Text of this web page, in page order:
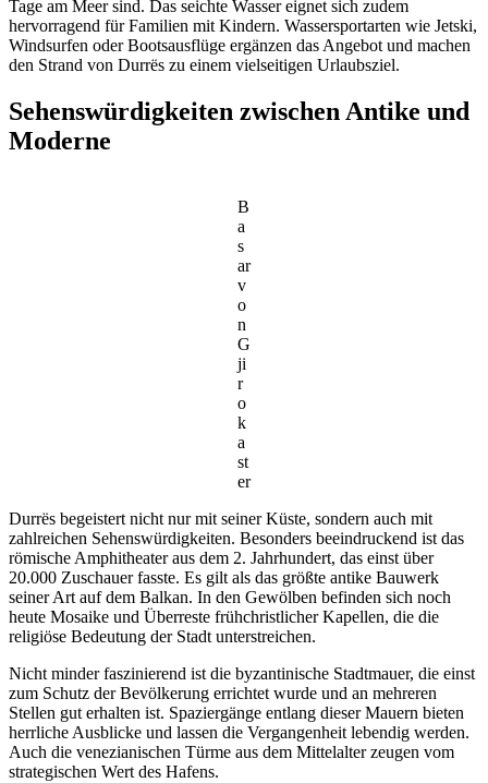
Tage am Meer sind. Das seichte Wasser eignet sich zudem
hervorragend für Familien mit Kindern. Wassersportarten wie Jetski,
Windsurfen oder Bootsausflüge ergänzen das Angebot und machen
den Strand von Durrës zu einem vielseitigen Urlaubsziel.
Sehenswürdigkeiten zwischen Antike und
Moderne
B
a
s
ar
v
o
n
G
ji
r
o
k
a
st
er
Durrës begeistert nicht nur mit seiner Küste, sondern auch mit
zahlreichen Sehenswürdigkeiten. Besonders beeindruckend ist das
römische Amphitheater aus dem 2. Jahrhundert, das einst über
20.000 Zuschauer fasste. Es gilt als das größte antike Bauwerk
seiner Art auf dem Balkan. In den Gewölben befinden sich noch
heute Mosaike und Überreste frühchristlicher Kapellen, die die
religiöse Bedeutung der Stadt unterstreichen.
Nicht minder faszinierend ist die byzantinische Stadtmauer, die einst
zum Schutz der Bevölkerung errichtet wurde und an mehreren
Stellen gut erhalten ist. Spaziergänge entlang dieser Mauern bieten
herrliche Ausblicke und lassen die Vergangenheit lebendig werden.
Auch die venezianischen Türme aus dem Mittelalter zeugen vom
strategischen Wert des Hafens.